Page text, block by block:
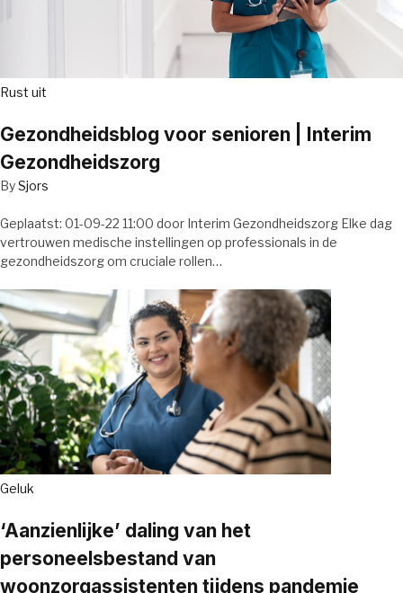
Rust uit
Gezondheidsblog voor senioren | Interim
Gezondheidszorg
BySjors
Geplaatst: 01-09-22 11:00 door Interim Gezondheidszorg Elke dag
vertrouwen medische instellingen op professionals in de
gezondheidszorg om cruciale rollen…
Geluk
‘Aanzienlijke’ daling van het
personeelsbestand van
woonzorgassistenten tijdens pandemie